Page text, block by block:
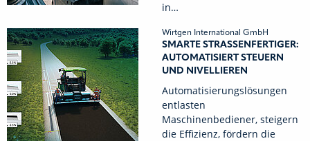
in…
Wirtgen International GmbH
SMARTE STRASSENFERTIGER: A
UTOMATISIERT STEUERN U
ND NIVELLIEREN
Automatisierungslösungen
entlasten
Maschinenbediener, steigern
die Effizienz, fördern die